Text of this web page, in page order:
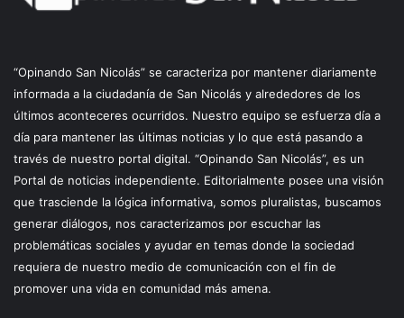
“Opinando San Nicolás” se caracteriza por mantener diariamente
informada a la ciudadanía de San Nicolás y alrededores de los
últimos aconteceres ocurridos. Nuestro equipo se esfuerza día a
día para mantener las últimas noticias y lo que está pasando a
través de nuestro portal digital. “Opinando San Nicolás”, es un
Portal de noticias independiente. Editorialmente posee una visión
que trasciende la lógica informativa, somos pluralistas, buscamos
generar diálogos, nos caracterizamos por escuchar las
problemáticas sociales y ayudar en temas donde la sociedad
requiera de nuestro medio de comunicación con el fin de
promover una vida en comunidad más amena.